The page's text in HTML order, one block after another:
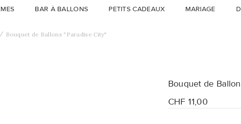
BAR À BALLONS PETITS CADEAUX MARIAGE
Bouquet de Ballons "Paradise City"
Bouquet de
CHF 11,00